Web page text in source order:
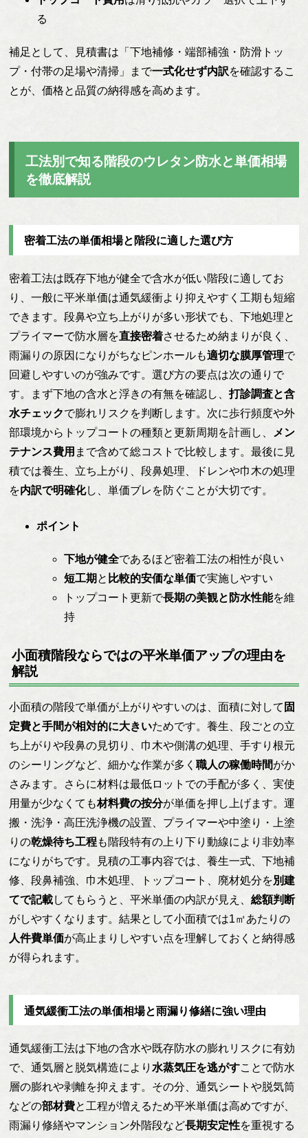
る
補足として、見積書は「下地補修・端部補強・防滑トッ
プ・付帯の足場や清掃」まで一式化せず内訳を確認するこ
とが、価格と品質の納得感を高めます。
工法別で知る階段のウレタン防水と単価相場
を徹底解説
密着工法の単価相場と階段に適した選び方
密着工法は既存下地が健全で含水が低い階段に適してお
り、一般に平米単価は通気緩衝より抑えやすく工期も短縮
できます。段鼻や立ち上がりが多い形状でも、下地処理と
プライマーで防水層を直接密着させるため納まりが良く、
雨漏りの原因になりがちなピンホールも適切な膜厚管理で
回避しやすいのが強みです。選び方の要点は次の通りで
す。まず下地の含水と浮きの有無を確認し、打診調査と含
水チェックで膨れリスクを判断します。次に歩行頻度や外
部環境からトップコートの種類と更新周期を計画し、
メン
テナンス費用 まで含めて総コストで比較します。最後に見
積では養生、立ち上がり、段鼻処理、ドレンや巾木の処理
を内訳で明確化し、単価ブレを防ぐことが大切です。
ポイント
下地が健全であるほど密着工法の相性が良い
短工期 と 比較的安価な単価で実施しやすい
トップコート更新で長期の美観と防水性能を維
持
小面積階段ならではの平米単価アップの理由を
解説
小面積の階段で単価が上がりやすいのは、面積に対して 固
定費と手間が相対的に大きいためです。養生、段ごとの立
ち上がりや段鼻の見切り、巾木や側溝の処理、手すり根元
のシーリングなど、細かな作業が多く職人の稼働時間がか
さみます。さらに材料は最低ロットでの手配が多く、実使
用量が少なくても材料費の按分が単価を押し上げます。運
搬・洗浄・高圧洗浄機の設置、プライマーや中塗り・上塗
りの乾燥待ち工程も階段特有の上り下り動線により非効率
になりがちです。見積の工事内容では、養生一式、下地補
修、段鼻補強、巾木処理、トップコート、廃材処分を別建
てで記載してもらうと、平米単価の内訳が見え、総額判断
がしやすくなります。結果として小面積では1㎡あたりの
人件費単価が高止まりしやすい点を理解しておくと納得感
が得られます。
通気緩衝工法の単価相場と雨漏り修繕に強い理由
通気緩衝工法は下地の含水や既存防水の膨れリスクに有効
で、通気層と脱気構造により水蒸気圧を逃がすことで防水
層の膨れや剥離を抑えます。その分、通気シートや脱気筒
などの部材費と工程が増えるため平米単価は高めですが、
雨漏り修繕やマンション外階段など長期安定性を重視する